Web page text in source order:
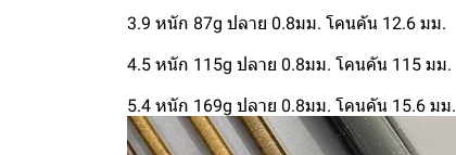
3.9 หนัก 87g ปลาย 0.8มม. โคนคัน 12.6 มม.
4.5 หนัก 115g ปลาย 0.8มม. โคนคัน 115 มม.
5.4 หนัก 169g ปลาย 0.8มม. โคนคัน 15.6 มม.